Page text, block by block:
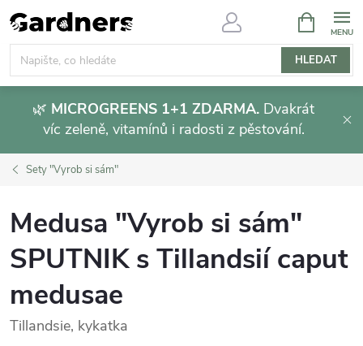
Přejít
na
obsah
HLEDAT
NÁKUPNÍ
KOŠÍK
🌿 MICROGREENS 1+1 ZDARMA. Dvakrát
víc zeleně, vitamínů i radosti z pěstování.
Sety "Vyrob si sám"
Medusa "Vyrob si sám"
SPUTNIK s Tillandsií caput
medusae
Tillandsie, kykatka